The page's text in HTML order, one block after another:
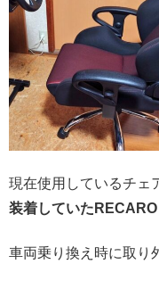
現在使用しているチェ
装着していた
車両乗り換え時に取り